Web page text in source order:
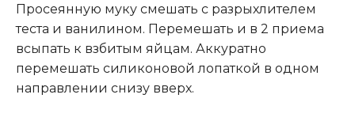
Просеянную муку смешать с разрыхлителем
теста и ванилином. Перемешать и в 2 приема
всыпать к взбитым яйцам. Аккуратно
перемешать силиконовой лопаткой в одном
направлении снизу вверх.